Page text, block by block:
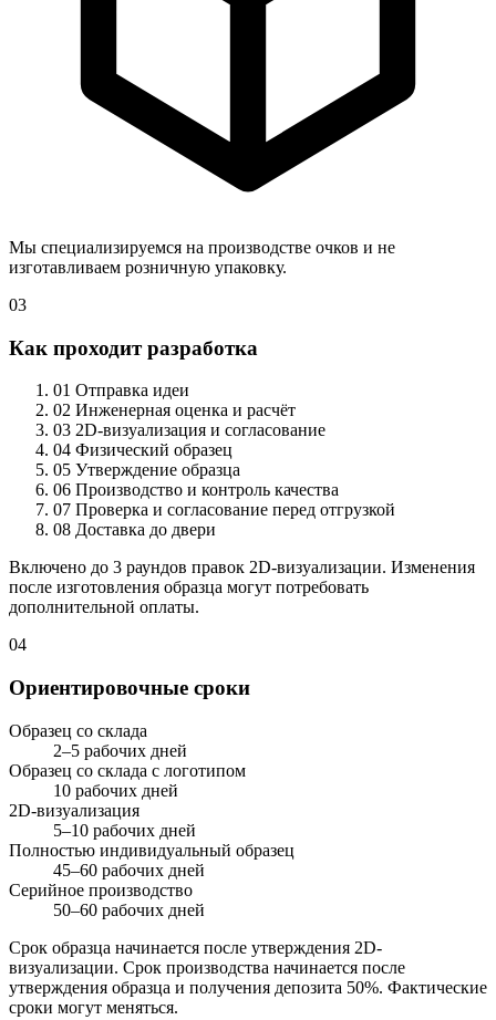
Мы специализируемся на производстве очков и не
изготавливаем розничную упаковку.
03
Как проходит разработка
01 Отправка идеи
02 Инженерная оценка и расчёт
03 2D-визуализация и согласование
04 Физический образец
05 Утверждение образца
06 Производство и контроль качества
07 Проверка и согласование перед отгрузкой
08 Доставка до двери
Включено до 3 раундов правок 2D-визуализации. Изменения
после изготовления образца могут потребовать
дополнительной оплаты.
04
Ориентировочные сроки
Образец со склада
2–5 рабочих дней
Образец со склада с логотипом
10 рабочих дней
2D-визуализация
5–10 рабочих дней
Полностью индивидуальный образец
45–60 рабочих дней
Серийное производство
50–60 рабочих дней
Срок образца начинается после утверждения 2D-
визуализации. Срок производства начинается после
утверждения образца и получения депозита 50%. Фактические
сроки могут меняться.